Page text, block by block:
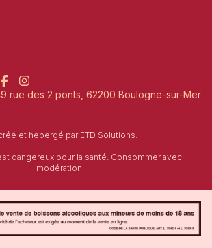
rue des 2 ponts, 62200 Boulogne-sur-Mer
et hebergé parl'agence de création de site
ETD Solutions.
dangereux pour la santé. Consommer avec
modération